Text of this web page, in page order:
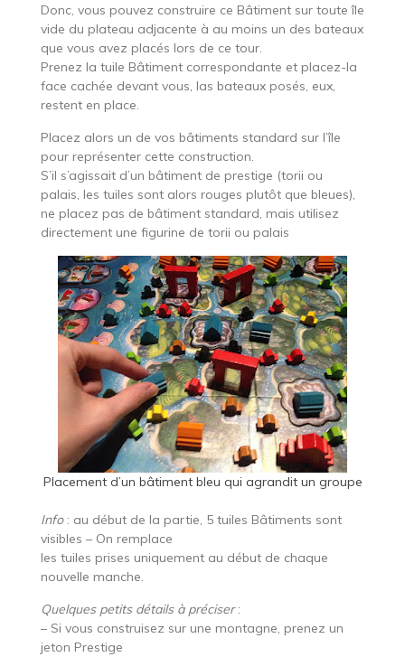
Donc, vous pouvez construire ce Bâtiment sur toute île
vide du plateau adjacente à au moins un des bateaux
que vous avez placés lors de ce tour.
Prenez la tuile Bâtiment correspondante et placez-la
face cachée devant vous, las bateaux posés, eux,
restent en place.
Placez alors un de vos bâtiments standard sur l’île
pour représenter cette construction.
S’il s’agissait d’un bâtiment de prestige (torii ou
palais, les tuiles sont alors rouges plutôt que bleues),
ne placez pas de bâtiment standard, mais utilisez
directement une figurine de torii ou palais
Placement d’un bâtiment bleu qui agrandit un groupe
Info : au début de la partie, 5 tuiles Bâtiments sont
visibles – On remplace
les tuiles prises uniquement au début de chaque
nouvelle manche.
Quelques petits détails à préciser:
– Si vous construisez sur une montagne, prenez un
jeton Prestige